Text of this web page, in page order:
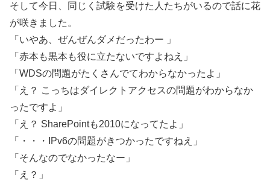
そして今日、同じく試験を受けた人たちがいるので話に花
が咲きました。
「いやあ、ぜんぜんダメだったわー 」
「赤本も黒本も役に立たないですよねえ」
「WDSの問題がたくさんでてわからなかったよ」
「え？ こっちはダイレクトアクセスの問題がわからなか
ったですよ」
「え？ SharePointも2010になってたよ」
「・・・IPv6の問題がきつかったですねえ」
「そんなのでなかったなー」
「え？」